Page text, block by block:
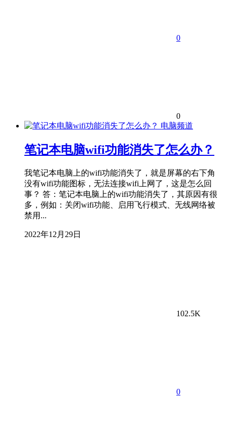
0
0
电脑频道
笔记本电脑wifi功能消失了怎么办？
我笔记本电脑上的wifi功能消失了，就是屏幕的右下角
没有wifi功能图标，无法连接wifi上网了，这是怎么回
事？ 答：笔记本电脑上的wifi功能消失了，其原因有很
多，例如：关闭wifi功能、启用飞行模式、无线网络被
禁用...
2022年12月29日
102.5K
0